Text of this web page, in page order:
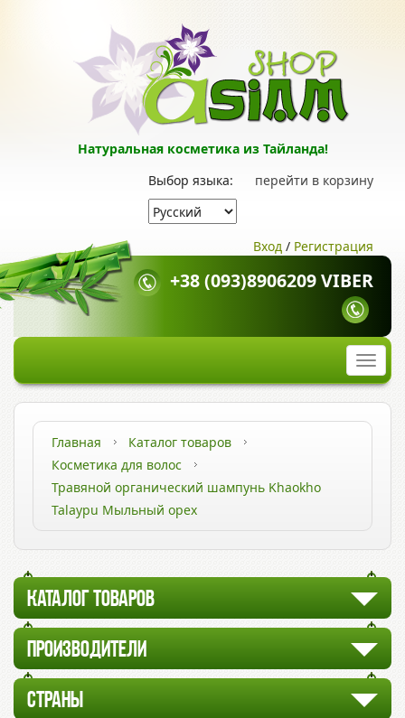
Натуральная косметика из Тайланда!
перейти в корзину
Выбор языка:
Вход / Регистрация
+38 (093)8906209 VIBER
Главная
Каталог товаров
Косметика для волос
Травяной органический шампунь Khaokho
Talaypu Мыльный орех
КАТАЛОГ ТОВАРОВ
ПРОИЗВОДИТЕЛИ
СТРАНЫ